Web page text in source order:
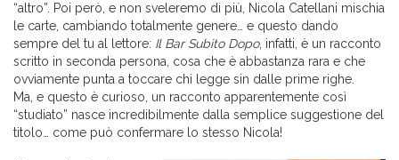
“altro”. Poi però, e non sveleremo di più, Nicola Catellani mischia
le carte, cambiando totalmente genere… e questo dando
sempre del tu al lettore: Il Bar Subito Dopo, infatti, è un racconto
scritto in seconda persona, cosa che è abbastanza rara e che
ovviamente punta a toccare chi legge sin dalle prime righe.
Ma, e questo è curioso, un racconto apparentemente così
“studiato” nasce incredibilmente dalla semplice suggestione del
titolo… come può confermare lo stesso Nicola!